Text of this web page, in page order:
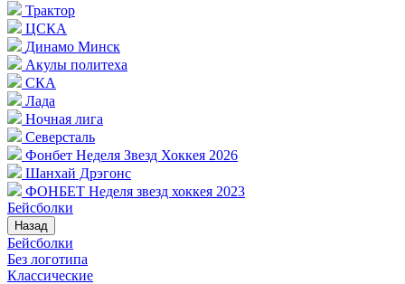
Трактор
ЦСКА
Динамо Минск
Акулы политеха
СКА
Лада
Ночная лига
Северсталь
Фонбет Неделя Звезд Хоккея 2026
Шанхай Дрэгонс
ФОНБЕТ Неделя звезд хоккея 2023
Бейсболки
Назад
Бейсболки
Без логотипа
Классические